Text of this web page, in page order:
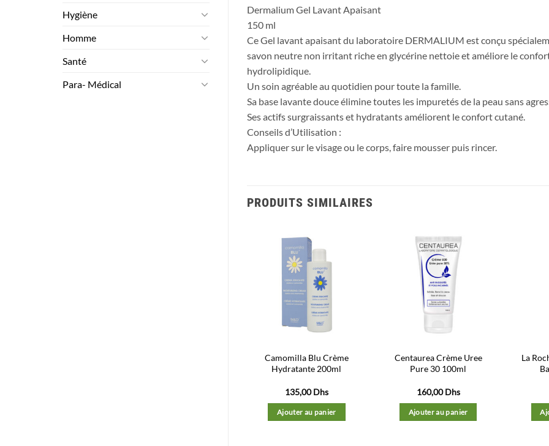
Hygiène
Homme
Santé
Para- Médical
Dermalium Gel Lavant Apaisant
150 ml
Ce Gel lavant apaisant du laboratoire DERMALIUM est conçu
savon neutre non irritant riche en glycérine nettoie et améliore le
hydrolipidique.
Un soin agréable au quotidien pour toute la famille.
Sa base lavante douce élimine toutes les impuretés de la peau sans
Ses actifs surgraissants et hydratants améliorent le confort cutané.
Conseils d’Utilisation :
Appliquer sur le visage ou le corps, faire mousser puis rincer.
PRODUITS SIMILAIRES
Camomilla Blu Crème
Hydratante 200ml
135,00Dhs
Ajouter au panier
Centaurea Crème Uree
Pure 30 100ml
160,00Dhs
Ajouter au panier
La